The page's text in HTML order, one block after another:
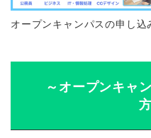
オープンキャンパスの申し込
～オープンキャ